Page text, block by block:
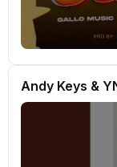
Andy Keys &